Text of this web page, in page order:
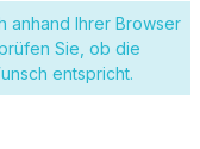
Aussen Eck
Eck
anhand Ihrer Browser
Sie, ob die
entspricht.